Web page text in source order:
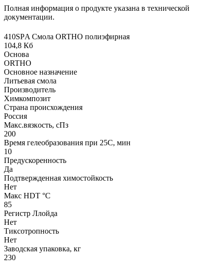
Полная информация о продукте указана в технической
документации.
410SРA Смола ORTHO полиэфирная
104,8 Кб
Основа
ORTHO
Основное назначение
Литьевая смола
Производитель
Химкомпозит
Страна происхождения
Россия
Макс.вязкoсть, сПз
200
Время гелеобразования при 25С, мин
10
Предускоренность
Да
Подтвержденная химостойкость
Нет
Макс HDT °С
85
Регистр Ллойда
Нет
Тиксотропность
Нет
Заводская упаковка, кг
230